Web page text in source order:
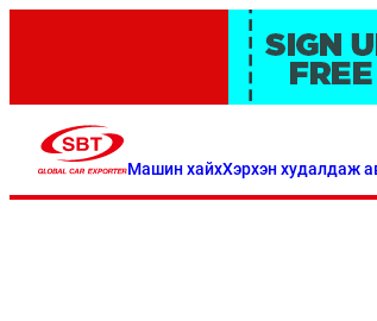
Машин хайхХэрхэн худалдаж